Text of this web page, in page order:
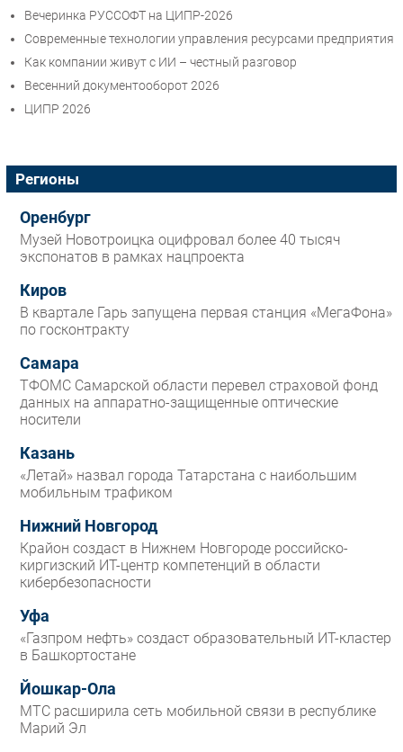
Вечеринка РУССОФТ на ЦИПР-2026
Современные технологии управления ресурсами предприятия
Как компании живут с ИИ – честный разговор
Весенний документооборот 2026
ЦИПР 2026
Регионы
Оренбург
Музей Новотроицка оцифровал более 40 тысяч
экспонатов в рамках нацпроекта
Киров
В квартале Гарь запущена первая станция «МегаФона»
по госконтракту
Самара
ТФОМС Самарской области перевел страховой фонд
данных на аппаратно-защищенные оптические
носители
Казань
«Летай» назвал города Татарстана с наибольшим
мобильным трафиком
Нижний Новгород
Крайон создаст в Нижнем Новгороде российско-
киргизский ИТ-центр компетенций в области
кибербезопасности
Уфа
«Газпром нефть» создаст образовательный ИТ-кластер
в Башкортостане
Йошкар-Ола
МТС расширила сеть мобильной связи в республике
Марий Эл